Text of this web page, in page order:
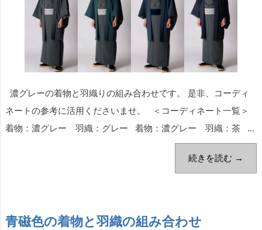
濃グレーの着物と羽織りの組み合わせです。 是非、コーディ
ネートの参考に活用くださいませ。 ＜コーディネート一覧＞
着物：濃グレー 羽織：グレー 着物：濃グレー 羽織：茶 ...
続きを読む →
青磁色の着物と羽織の組み合わせ